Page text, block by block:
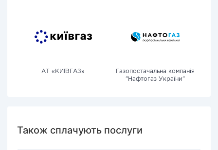
АТ «КИЇВГАЗ»
Газопостачальна компанія
"Нафтогаз України"
Також сплачують послуги